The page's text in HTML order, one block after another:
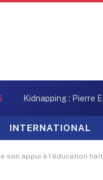
INTERNATIONAL
son appui à l’éducation